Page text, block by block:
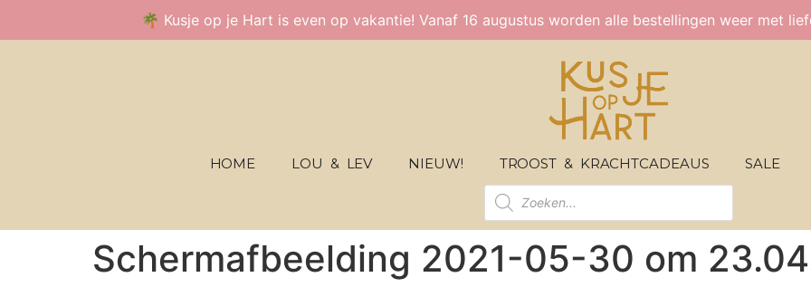
🌴 Kusje op je Hart is even op vakantie! Vanaf 16 augustus worden alle bestellingen weer met
HOME LOU & LEV NIEUW! TROOST & KRACHTCADEAUS SALE
Schermafbeelding 2021-05-30 om